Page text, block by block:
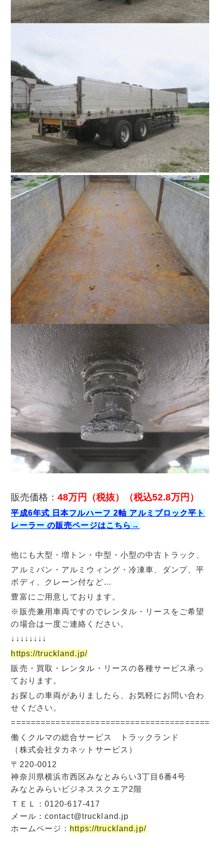
販売価格：48万円（税抜）（税込52.8万円）
平成6年式 日本フルハーフ 2軸 アルミブロック平ト
レーラー の販売ページはこちら→
他にも大型・増トン・中型・小型の中古トラック、
アルミバン・アルミウィング・冷凍車、ダンプ、平
ボディ、クレーン付など…
豊富にご用意しております。
※販売兼用車両ですのでレンタル・リースをご希望
の場合は一度ご連絡ください。
↓↓↓↓↓↓↓↓
https://truckland.jp/
販売・買取・レンタル・リースの各種サービス承っ
ております。
お探しの車両がありましたら、お気軽にお問い合わ
せください。
=========================================
働くクルマの総合サービス トラックランド
（株式会社タカネットサービス）
〒220-0012
神奈川県横浜市西区みなとみらい3丁目6番4号
みなとみらいビジネススクエア2階
ＴＥＬ：0120-617-417
メール：contact@truckland.jp
ホームページ： https://truckland.jp/